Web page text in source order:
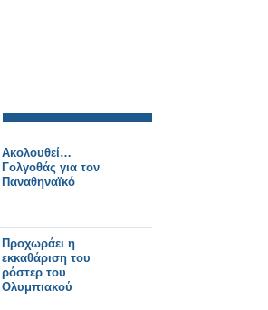
Ακολουθεί…
Γολγοθάς για τον
Παναθηναϊκό
Προχωράει η
εκκαθάριση του
ρόστερ του
Ολυμπιακού